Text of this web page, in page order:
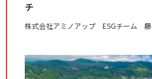
チ
株式会社アミノアップ ESGチーム 藤